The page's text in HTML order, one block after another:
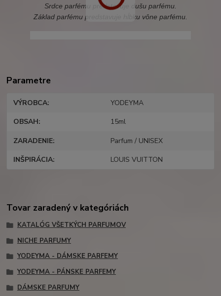
Srdce parfému predstavuje dušu parfému.
Základ parfému predstavuje hĺbku vône parfému.
Parametre
VÝROBCA YODEYMA
OBSAH 15ml
ZARADENIE Parfum / UNISEX
INŠPIRÁCIA LOUIS VUITTON
Tovar zaradený v kategóriách
KATALÓG VŠETKÝCH PARFUMOV
NICHE PARFUMY
YODEYMA - DÁMSKE PARFEMY
YODEYMA - PÁNSKE PARFEMY
DÁMSKE PARFUMY